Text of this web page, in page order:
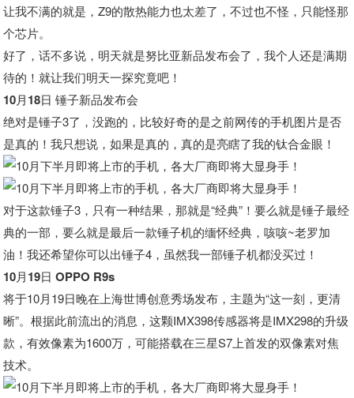
让我不满的就是，Z9的散热能力也太差了，不过也不怪，只能怪那
个芯片。
好了，话不多说，明天就是努比亚新品发布会了，我个人还是满期
待的！就让我们明天一探究竟吧！
10月18日 锤子新品发布会
绝对是锤子3了，没跑的，比较好奇的是之前网传的手机图片是否
是真的！我只想说，如果是真的，真的是亮瞎了我的钛合金眼！
对于这款锤子3，只有一种结果，那就是“经典”！要么就是锤子最经
典的一部，要么就是最后一款锤子机的缅怀经典，咳咳~老罗加
油！我还希望你可以出锤子4，虽然我一部锤子机都没买过！
10月19日 OPPO R9s
将于10月19日晚在上海世博创意秀场发布，主题为“这一刻，更清
晰”。根据此前流出的消息，这颗IMX398传感器将是IMX298的升级
款，有效像素为1600万，可能搭载在三星S7上首发的双像素对焦
技术。